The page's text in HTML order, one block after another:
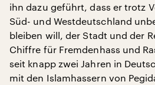
ihn dazu geführt, dass er trotz
Süd- und Westdeutschland
bleiben will, der Stadt und der
Chiffre für Fremdenhass und
seit knapp zwei Jahren in
mit den Islamhassern von